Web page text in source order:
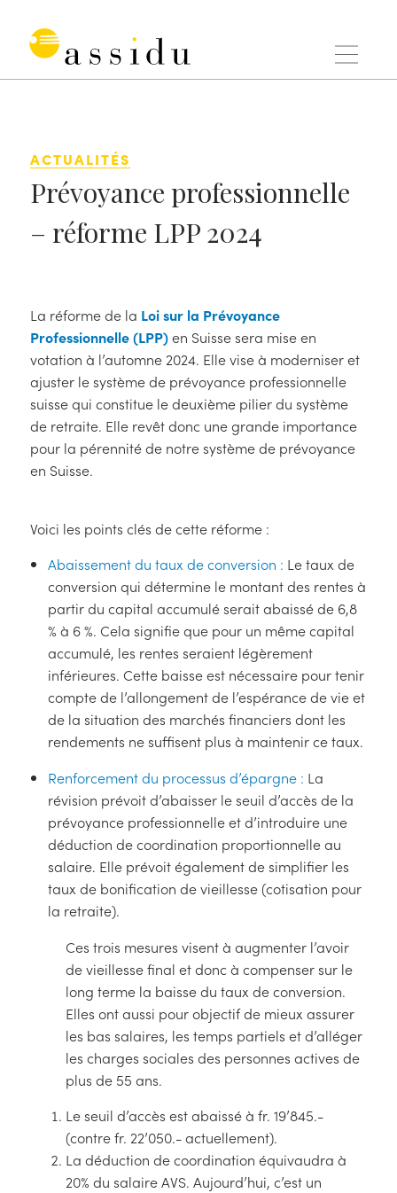
contenu
ACTUALITÉS
Prévoyance professionnelle
– réforme LPP 2024
La réforme de la Loi sur la Prévoyance
Professionnelle (LPP)en Suisse sera mise en
votation à l’automne 2024. Elle vise à moderniser et
ajuster le système de prévoyance professionnelle
suisse qui constitue le deuxième pilier du système
de retraite. Elle revêt donc une grande importance
pour la pérennité de notre système de prévoyance
en Suisse.
Voici les points clés de cette réforme :
Abaissement du taux de conversion : Le taux de
conversion qui détermine le montant des rentes à
partir du capital accumulé serait abaissé de 6,8
% à 6 %. Cela signifie que pour un même capital
accumulé, les rentes seraient légèrement
inférieures. Cette baisse est nécessaire pour tenir
compte de l’allongement de l’espérance de vie et
de la situation des marchés financiers dont les
rendements ne suffisent plus à maintenir ce taux.
Renforcement du processus d’épargne : La
révision prévoit d’abaisser le seuil d’accès de la
prévoyance professionnelle et d’introduire une
déduction de coordination proportionnelle au
salaire. Elle prévoit également de simplifier les
taux de bonification de vieillesse (cotisation pour
la retraite).
Ces trois mesures visent à augmenter l’avoir
de vieillesse final et donc à compenser sur le
long terme la baisse du taux de conversion.
Elles ont aussi pour objectif de mieux assurer
les bas salaires, les temps partiels et d’alléger
les charges sociales des personnes actives de
plus de 55 ans.
Le seuil d’accès est abaissé à fr. 19’845.-
(contre fr. 22’050.- actuellement).
La déduction de coordination équivaudra à
20% du salaire AVS. Aujourd’hui, c’est un